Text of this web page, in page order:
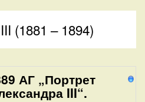
(1881 – 1894)
АГ „Портрет
III“.